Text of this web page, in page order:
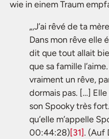
wie in einem Traum
„,J’ai rêvé de ta
Dans mon rêve elle
dit que tout allait
que sa famille
vraiment un rêve,
dormais pas. […] Elle
son Spooky très
qu’elle m’appelle
00:44:28)[31]. (Auf